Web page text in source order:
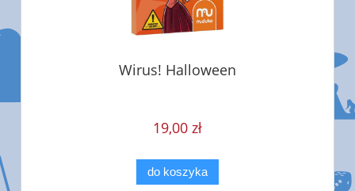
Wirus! Halloween
19,00 zł
do koszyka